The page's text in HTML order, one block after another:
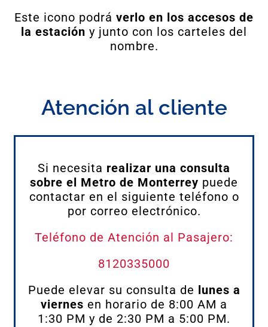
Este icono podrá verlo en los accesos de
la estación y junto con los carteles del
nombre.
Atención al cliente
Si necesita realizar una consulta
sobre el Metro de Monterrey puede
contactar en el siguiente teléfono o
por correo electrónico.
Teléfono de Atención al Pasajero:
8120335000
Puede elevar su consulta de lunes a
viernes en horario de 8:00 AM a
1:30 PM y de 2:30 PM a 5:00 PM.